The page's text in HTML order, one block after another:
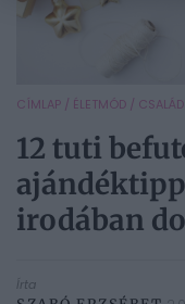
CÍMLAP / ÉLETMÓD / CSALÁD
12 tuti
irodában
Írta